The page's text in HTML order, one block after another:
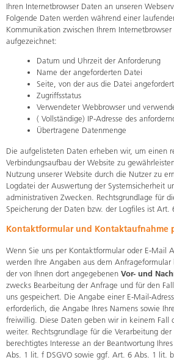
Ihren Internetbrowser Daten an unseren
Folgende Daten werden während einer
Kommunikation zwischen Ihrem
aufgezeichnet:
Datum und Uhrzeit der Anforderung
Name der angeforderten Datei
Seite, von der aus die Datei
Zugriffsstatus
Verwendeter Webbrowser und
( Vollständige) IP-Adresse des
Übertragene Datenmenge
Die aufgelisteten Daten erheben wir, um einen
Verbindungsaufbau der Website zu
Nutzung unserer Website durch die Nutzer zu
Logdatei der Auswertung der Systemsicherheit
administrativen Zwecken. Rechtsgrundlage für
Speicherung der Daten bzw. der Logfiles ist Art.
Kontaktformular und Kontaktaufnahme
Wenn Sie uns per Kontaktformular oder E-Mail
werden Ihre Angaben aus dem Anfrageformular
der von Ihnen dort angegebenen Vor- und
zwecks Bearbeitung der Anfrage und für den
uns gespeichert. Die Angabe einer E-Mail-
erforderlich, die Angabe Ihres Namens sowie
freiwillig. Diese Daten geben wir in keinem Fall
weiter. Rechtsgrundlage für die Verarbeitung
berechtigtes Interesse an der Beantwortung
Abs. 1 lit. f DSGVO sowie ggf. Art. 6 Abs. 1 lit. b